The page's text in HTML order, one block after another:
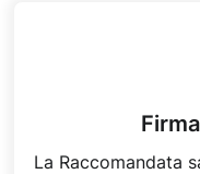
La Raccomandata